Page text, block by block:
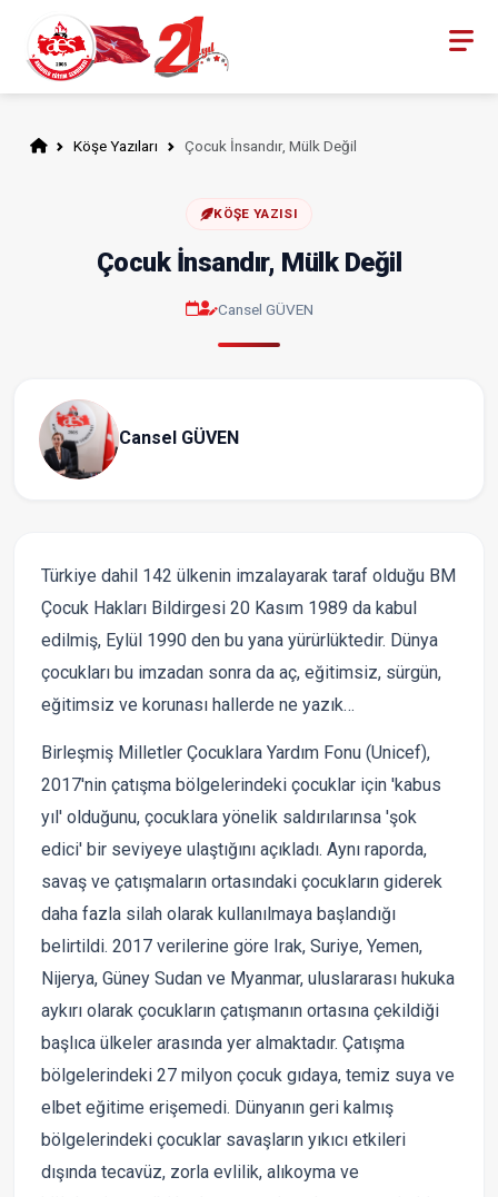
Köşe Yazıları Çocuk İnsandır, Mülk Değil
KÖŞE YAZISI
Çocuk İnsandır, Mülk Değil
Cansel GÜVEN
Cansel GÜVEN
Türkiye dahil 142 ülkenin imzalayarak taraf olduğu BM
Çocuk Hakları Bildirgesi 20 Kasım 1989 da kabul
edilmiş, Eylül 1990 den bu yana yürürlüktedir. Dünya
çocukları bu imzadan sonra da aç, eğitimsiz, sürgün,
eğitimsiz ve korunası hallerde ne yazık…
Birleşmiş Milletler Çocuklara Yardım Fonu (Unicef),
2017'nin çatışma bölgelerindeki çocuklar için 'kabus
yıl' olduğunu, çocuklara yönelik saldırılarınsa 'şok
edici' bir seviyeye ulaştığını açıkladı. Aynı raporda,
savaş ve çatışmaların ortasındaki çocukların giderek
daha fazla silah olarak kullanılmaya başlandığı
belirtildi. 2017 verilerine göre Irak, Suriye, Yemen,
Nijerya, Güney Sudan ve Myanmar, uluslararası hukuka
aykırı olarak çocukların çatışmanın ortasına çekildiği
başlıca ülkeler arasında yer almaktadır. Çatışma
bölgelerindeki 27 milyon çocuk gıdaya, temiz suya ve
elbet eğitime erişemedi. Dünyanın geri kalmış
bölgelerindeki çocuklar savaşların yıkıcı etkileri
dışında tecavüz, zorla evlilik, alıkoyma ve